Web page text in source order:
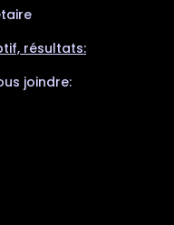
résultats:
joindre: